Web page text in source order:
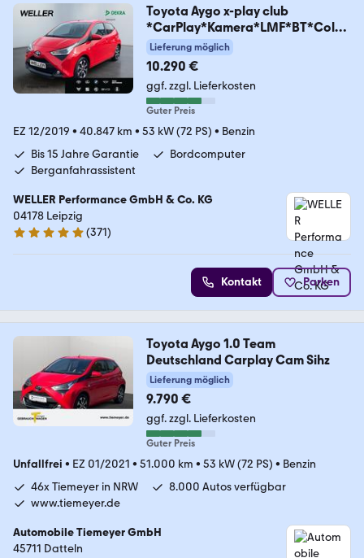
Toyota Aygo x-play club
*CarPlay*Kamera*LMF*BT*Color
gla
Lieferung möglich
10.290 €
ggf. zzgl. Lieferkosten
Guter Preis
EZ 12/2019 • 40.847 km • 53 kW (72 PS) • Benzin
Bis 15 Jahre Garantie
Bordcomputer
Berganfahrassistent
WELLER Performance GmbH & Co. KG
04178 Leipzig
4.8 Sterne
(371)
Kontakt Parken
Toyota Aygo 1.0 Team
Deutschland Carplay Cam Sihz
Lieferung möglich
9.790 €
ggf. zzgl. Lieferkosten
Guter Preis
Unfallfrei • EZ 01/2021 • 51.000 km • 53 kW (72 PS) • Benzin
46x Tiemeyer in NRW
8.000 Autos verfügbar
www.tiemeyer.de
Automobile Tiemeyer GmbH
45711 Datteln